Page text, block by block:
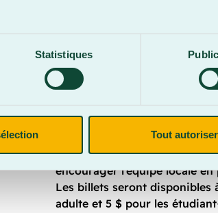
Statistiques
Tout autoriser
Dernière chance de
domicile en saison
Les Condors joueront leur
octobre à 19 h 30 contre Les
Sherbrooke. La population
encourager l’équipe locale
Les billets seront disponibles
adulte et 5 $ pour les